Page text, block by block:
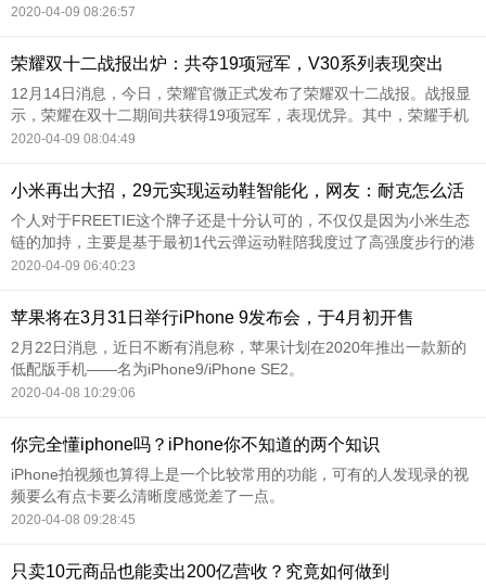
迷津.老员工说公司里许多人的西装都是在小米线上定制的，建议我买
套，我们开箱看看。
2020-04-09 08:26:57
荣耀双十二战报出炉：共夺19项冠军，V30系列表现突出
12月14日消息，今日，荣耀官微正式发布了荣耀双十二战报。战报显
示，荣耀在双十二期间共获得19项冠军，表现优异。其中，荣耀手机
获京东+天猫+苏宁易购手机品类销量冠军，荣耀V30系列斩获6项冠
2020-04-09 08:04:49
小米再出大招，29元实现运动鞋智能化，网友：耐克怎么活
个人对于FREETIE这个牌子还是十分认可的，不仅仅是因为小米生态
链的加持，主要是基于最初1代云弹运动鞋陪我度过了高强度步行的港
澳3日游的好感，那时每天平均要走1万5千步以上，以前一天下来脚
感，我觉得我还能再战3天，也就
2020-04-09 06:40:23
苹果将在3月31日举行iPhone 9发布会，于4月初开售
2月22日消息，近日不断有消息称，苹果计划在2020年推出一款新的
低配版手机——名为iPhone9/iPhone SE2。
2020-04-08 10:29:06
你完全懂iphone吗？iPhone你不知道的两个知识
iPhone拍视频也算得上是一个比较常用的功能，可有的人发现录的视
频要么有点卡要么清晰度感觉差了一点。
2020-04-08 09:28:45
只卖10元商品也能卖出200亿营收？究竟如何做到